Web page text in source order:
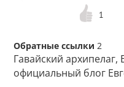
1
Обратные ссылки 2
Гавайский
официальный блог